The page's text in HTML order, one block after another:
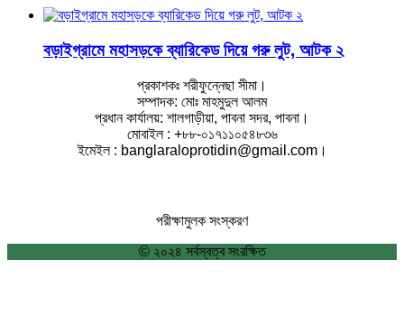
বড়াইগ্রামে মহাসড়কে ব্যারিকেড দিয়ে গরু লুট, আটক ২
প্রকাশকঃ শরীফুন্নেছা সীমা।
সম্পাদক: মোঃ মাহমুদুল আলম
প্রধান কার্যালয়: শালগাড়ীয়া, পাবনা সদর, পাবনা।
মোবাইল : +৮৮-০১৭১১০৫৪৮৩৬
ইমেইল : banglaraloprotidin@gmail.com।
পরীক্ষামুলক সংস্করণ
© ২০২৪ সর্বস্বত্ব সংরক্ষিত